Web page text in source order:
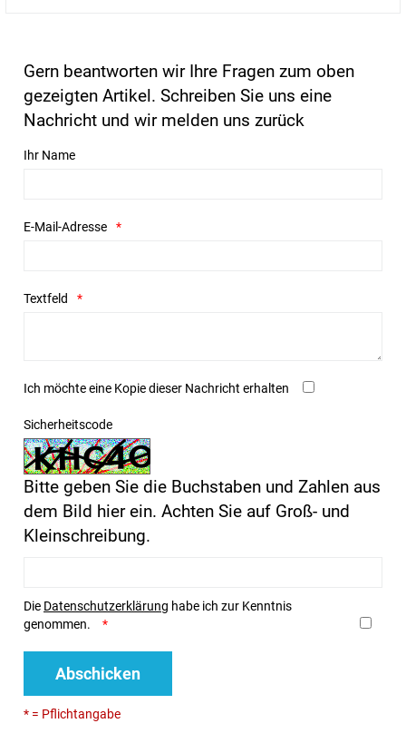
Gern beantworten wir Ihre Fragen zum oben
gezeigten Artikel. Schreiben Sie uns eine
Nachricht und wir melden uns zurück
Ihr Name
E-Mail-Adresse
Textfeld
Ich möchte eine Kopie dieser Nachricht erhalten
Sicherheitscode
Bitte geben Sie die Buchstaben und Zahlen aus
dem Bild hier ein. Achten Sie auf Groß- und
Kleinschreibung.
Die Datenschutzerklärung habe ich zur Kenntnis
genommen.
Abschicken
* = Pflichtangabe